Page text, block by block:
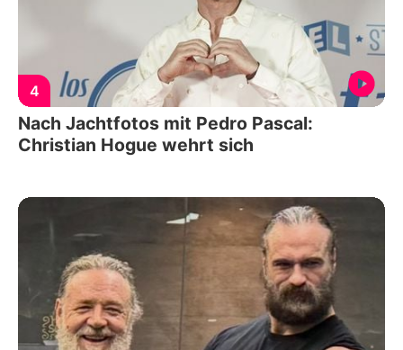
4
Nach Jachtfotos mit Pedro Pascal:
Christian Hogue wehrt sich